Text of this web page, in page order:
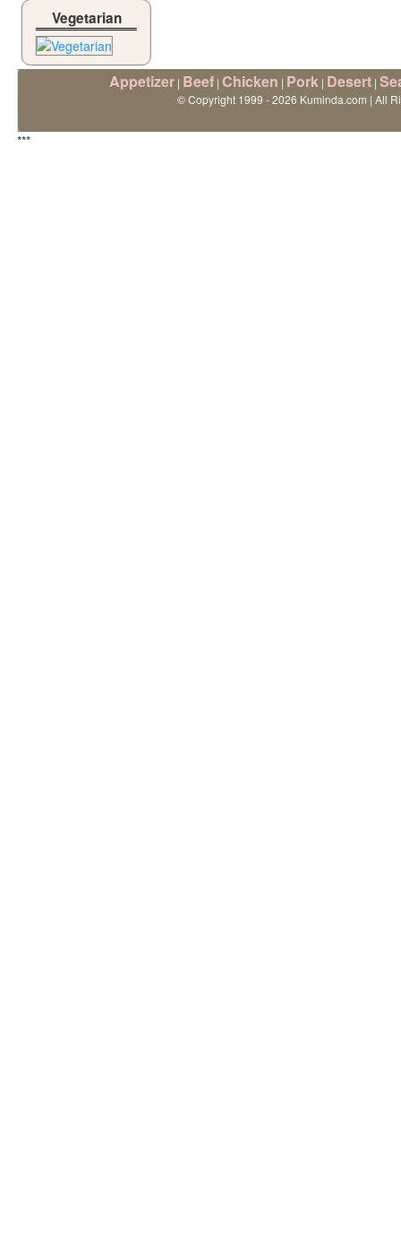
Vegetarian
Appetizer | Beef | Chicken | Pork | Desert |
© Copyright 1999 - 2026 Kuminda.com | All
***